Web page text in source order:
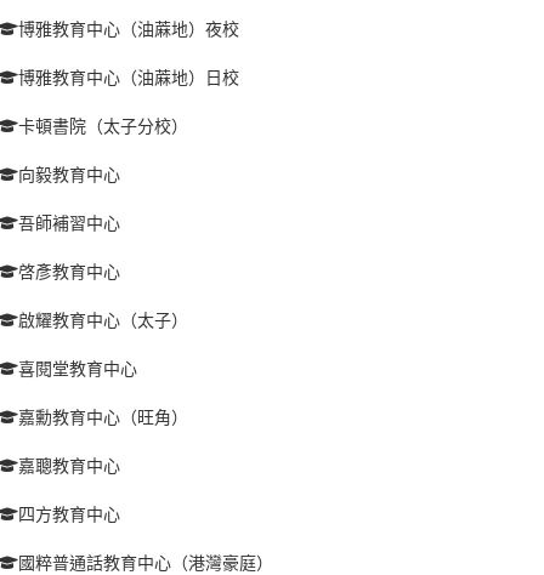
博雅教育中心（油蔴地）夜校
博雅教育中心（油蔴地）日校
卡頓書院（太子分校）
向毅教育中心
吾師補習中心
啓彥教育中心
啟耀教育中心（太子）
喜閱堂教育中心
嘉勳教育中心（旺角）
嘉聰教育中心
四方教育中心
國粹普通話教育中心（港灣豪庭）